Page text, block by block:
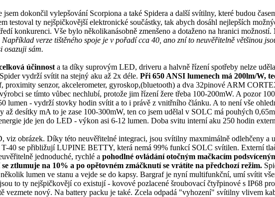
dokončil vylepšování Scorpiona a také Spidera a další svítilny, které budou
testoval ty nejšpičkovější elektronické součástky, tak abych dosáhl nejlepších
konkurenci. Vše bylo několikanásobně zmenšeno a dotaženo na hranici
Například verze tištěného spoje je v pořadí cca 40, ano zní to neuvěřitelně většinou
osazuji sám.
účinnost a ta díky suprovým LED, driveru a halvně řízení spotřeby nelze
Spider vydrží svítit na stejný aku až 2x déle. Při 650 ANSI lumenech má 200lm/W,
proximity senzor, akcelerometer, gyroskop,(bluetooth) a dva 32pinové ARM
se tímto vůbec nechlubí, protože jim řízení žere třeba 100-200mW. A pozor
lumen - vydrží stovky hodin svítit a to i právě z vnitřního článku. A to není vše
až desítky mA to je zase 100-300mW, ten co jsem udělal v SOLC má pouhých
jde jen do LED - výkon asi 6-12 lumen. Doba svitu interní aku 250 hodin
viz obrázek. Díky této neuvěřitelné integraci, jsou svítilny maxmimálně odlehčeny a
T-40 se přibližují LUPINE BETTY, která nemá 99% funkcí SOLC svítilen. Externí
jednoduché, rychlé a pohodlné ovládání otočným mačkacím
ztlumuje na 10% a po opětovném zmáčknutí se vrátíte na předchozí režim.
lumen ve stanu a vejde se do kapsy. Bargraf je nyní multifunkční, umí svítit
to ty nejšpičkovějí co existují - kovové pozlacené šroubovací čtyřpinové s IP68
vezmete nový. Na battery packu je také. Zcela odpadá "vyhození" svítilny vlivem